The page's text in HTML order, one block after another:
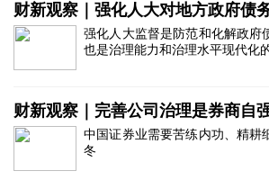
财新观察｜强化人大对地方政府债
强化人大监督是防范和化解政府
也是治理能力和治理水平现代化
财新观察｜完善公司治理是券商自
中国证券业需要苦练内功、精耕
冬